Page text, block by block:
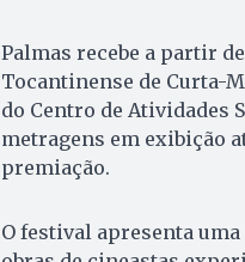
Palmas recebe a partir
Tocantinense de Curta-
do Centro de Atividades
metragens em exibição
premiação.
O festival apresenta